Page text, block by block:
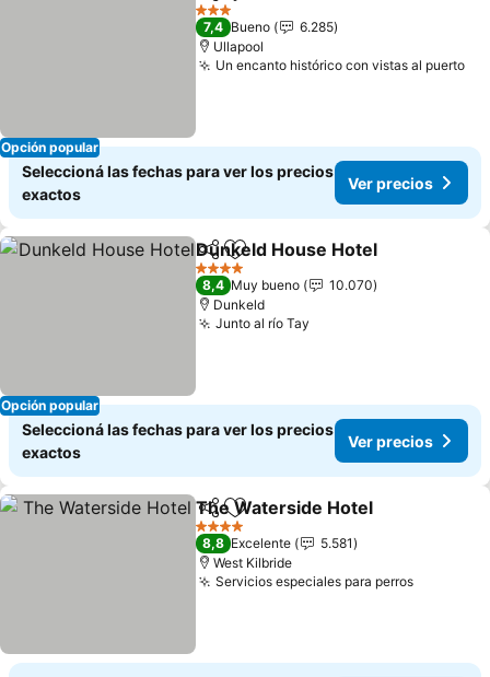
Opción popular
3 Estrellas
7,4 Bueno
6.285
Ullapool
Un encanto histórico con vistas al puerto
Seleccioná las fechas para ver los precios
exactos
Ver precios
Opción popular
CompartirAñadir a favoritos
Dunkeld House Hotel
4 Estrellas
8,4 Muy bueno
10.070
Dunkeld
Junto al río Tay
Seleccioná las fechas para ver los precios
exactos
Ver precios
Compartir
Añadir a favoritos
The Waterside Hotel
4 Estrellas
8,8 Excelente
5.581
West Kilbride
Servicios especiales para perros